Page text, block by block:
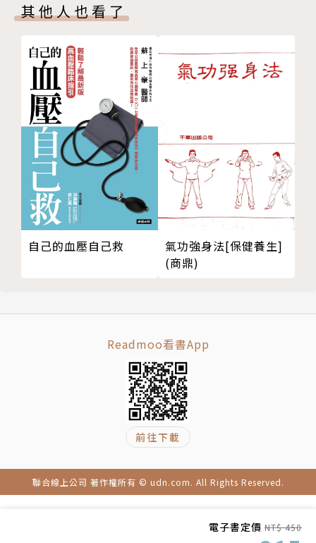
電子書定價 NT$ 450
★水腫型（脾虛濕阻型）
久坐不動造成體內循環不佳，或是喜好冰品冷飲，水分
因此長時間在體內滯留，造成肥胖或水腫。減重以加強
身體循環為主軸。
★老饕型（胃熱濕阻型）
胃口大、火氣大，喜好油膩、口味重的食物。建議用埋
線來加速脂肪消除，同時搭配強度較高的運動，減肥效
果會更佳。
★壓力型（肝鬱氣滯型）
因壓力大而導致暴飲暴食，習慣以吃來宣洩。建議多吃
能養肝、清胃火的食物來輔助調理體質，並且學習保持
常見於工作太忙的上班族、或是生產後的婦女。建議多
補充能補氣血的食物，不適合配合高強度運動來減肥。
★失調型（腎陽虛痰濁型）
因內分泌失調或代謝降低所造成，四肢較容易顯肥胖、
怕冷。建議可多吃補陽氣、益腎的食物。
【本書特色】
★最詳盡的中醫五型減重法解說，避免用錯方法徒勞無
其他人也看了
自己的血壓自己救
氣功強身法[保健養生]
(商鼎)
Readmoo看書App
前往下載
聯合線上公司 著作權所有 © udn.com. All Rights Reserved.